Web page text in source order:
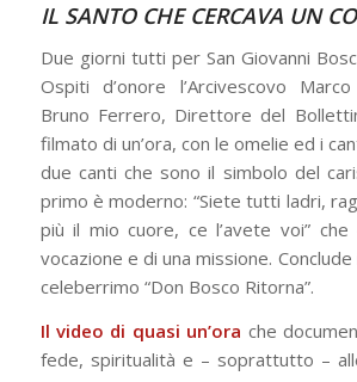
IL SANTO CHE CERCAVA UN
Due giorni tutti per San Giovanni
Ospiti d’onore l’Arcivescovo
Bruno Ferrero, Direttore del
filmato di un’ora, con le omelie ed i
due canti che sono il simbolo del
primo è moderno: “Siete tutti ladri,
più il mio cuore, ce l’avete voi”
vocazione e di una missione.
celeberrimo “Don Bosco Ritorna”.
Il video di quasi un’ora che
fede, spiritualità e – soprattutto –